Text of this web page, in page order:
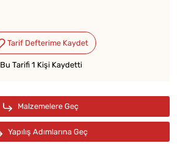
Bu Tarifi 1 Kişi Kaydetti